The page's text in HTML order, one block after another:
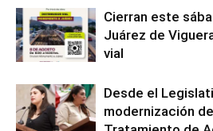
Cierran este
Juárez de
vial
Desde el
modernización